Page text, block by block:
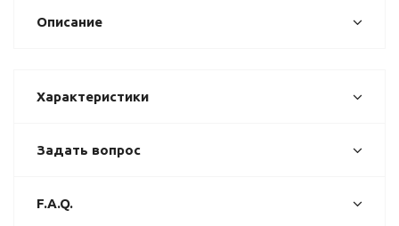
Описание
Характеристики
Задать вопрос
F.A.Q.